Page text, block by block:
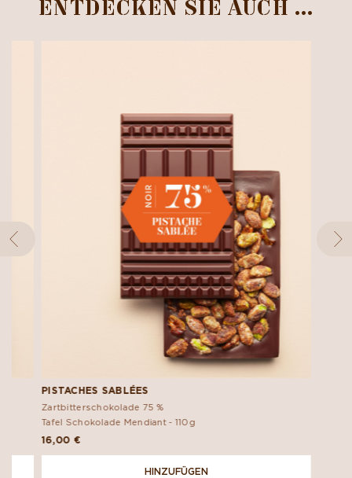
PISTACHES SABLÉES
Zartbitterschokolade 75 %
Tafel Schokolade Mendiant - 110g
16,00 €
HINZUFÜGEN